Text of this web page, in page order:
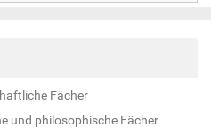
Fächer
und philosophische Fächer